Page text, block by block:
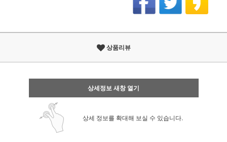
상품리뷰
상세정보 새창 열기
상세 정보를 확대해 보실 수 있습니다.